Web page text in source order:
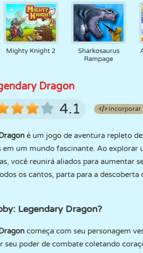
Mighty Knight 2
Sharkosaurus
Rampage
Dragon
4.1 Incorporar
é um jogo de aventura repleto
em um mundo fascinante. Ao explorar
você reunirá aliados para aumentar
os cantos, parta para a
Legendary Dragon?
começa com seu personagem
seu poder de combate coletando